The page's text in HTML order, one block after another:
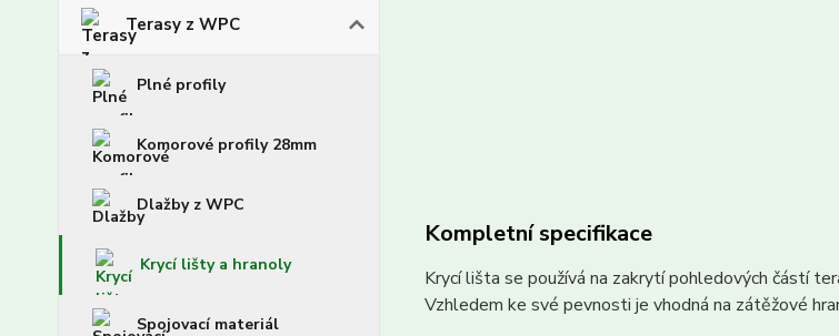
Terasy z WPC
Plné profily
Komorové profily 28mm
Dlažby z WPC
Krycí lišty a hranoly
Spojovací materiál
Kompletní specifikace
Krycí lišta se používá na zakrytí pohledových částí
Vzhledem ke své pevnosti je vhodná na zátěžové